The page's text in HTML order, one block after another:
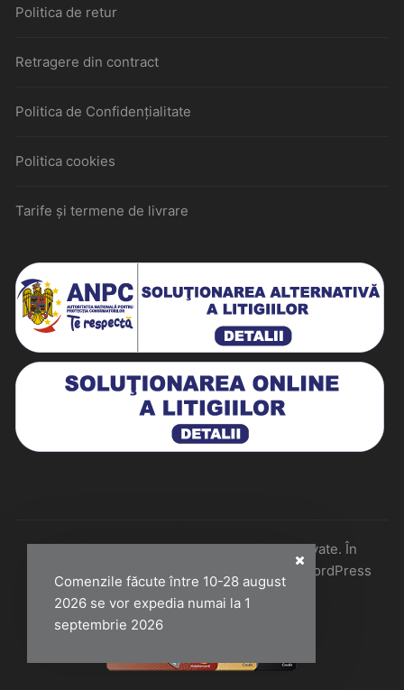
Comenzile făcute între 10-28 august
2026 se vor expedia numai la 1
septembrie 2026
Politica de retur
Retragere din contract
Politica de Confidențialitate
Politica cookies
Tarife și termene de livrare
Historiarum 2026 - Toate drepturile rezervate. În
colaborare cu Perfect Pixel & Mentenanță WordPress